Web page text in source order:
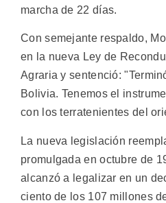
marcha de 22 días.
Con semejante respaldo,
en la nueva Ley de
Agraria y sentenció:
Bolivia. Tenemos el
con los terratenientes del
La nueva legislación
promulgada en octubre de
alcanzó a legalizar en un
ciento de los 107 millones